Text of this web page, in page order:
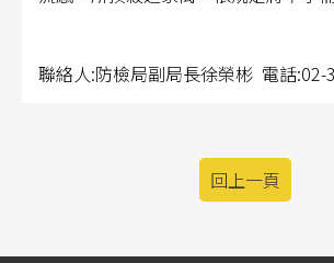
聯絡人:防檢局副局長徐榮彬 電話:02-
回上一頁